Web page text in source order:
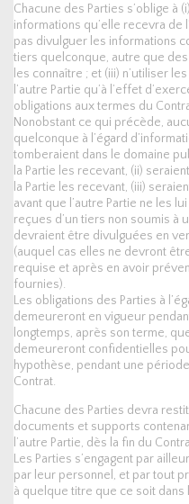
Chacune des Parties s’oblige à
informations qu’elle recevra de
pas divulguer les informations
tiers quelconque, autre que
les connaître ; et (iii) n’utiliser
l’autre Partie qu’à l’effet
obligations aux termes du
Nonobstant ce qui précède,
quelconque à l’égard
tomberaient dans le domaine
la Partie les recevant, (ii)
la Partie les recevant, (iii)
avant que l’autre Partie ne les
reçues d’un tiers non soumis à
devraient être divulguées en
(auquel cas elles ne devront
requise et après en avoir
fournies).
Les obligations des Parties à
demeureront en vigueur
longtemps, après son terme,
demeureront confidentielles
hypothèse, pendant une
Contrat.
Chacune des Parties devra
documents et supports
l’autre Partie, dès la fin du
Les Parties s’engagent par
par leur personnel, et par tout
à quelque titre que ce soit dans